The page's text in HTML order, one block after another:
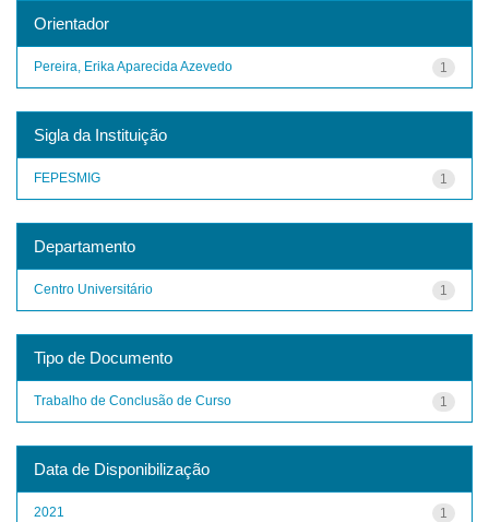
Orientador
1
Pereira, Erika Aparecida Azevedo
Sigla da Instituição
1
FEPESMIG
Departamento
1
Centro Universitário
Tipo de Documento
1
Trabalho de Conclusão de Curso
Data de Disponibilização
1
2021